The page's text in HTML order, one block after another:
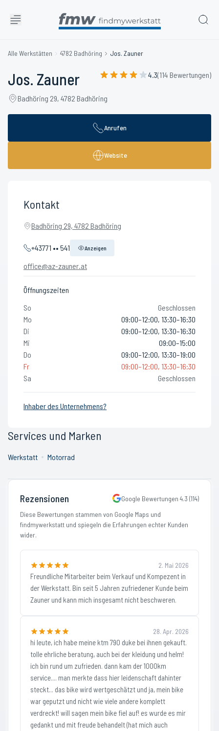
Alle Werkstätten 4782 Badhöring Jos. Zauner
Jos. Zauner 4.3(114 Bewertungen)
Badhöring 29, 4782 Badhöring
Anrufen
Website
Kontakt
Badhöring 29, 4782 Badhöring
+43771 •• 541 Anzeigen
office@az-zauner.at
Öffnungszeiten
So
Geschlossen
Mo
09:00–12:00, 13:30–16:30
Di
09:00–12:00, 13:30–16:30
Mi
09:00–15:00
Do
09:00–12:00, 13:30–19:00
Fr
09:00–12:00, 13:30–16:30
Sa
Geschlossen
Inhaber des Unternehmens?
Services und Marken
Werkstatt Motorrad
Rezensionen Google Bewertungen 4.3 (114)
Diese Bewertungen stammen von Google Maps und
findmywerkstatt und spiegeln die Erfahrungen echter Kunden
wider.
2. Mai 2026
Freundliche Mitarbeiter beim Verkauf und Kompezent in
der Werkstatt. Bin seit 5 Jahren zufriedener Kunde beim
Zauner und kann mich insgesamt nicht beschweren.
28. Apr. 2026
hi leute, ich habe meine ktm 790 duke bei ihnen gekauft.
tolle ehrliche beratung, auch bei der kleidung und helm!
ich bin rund um zufrieden. dann kam der 1000km
service.... man merkte dass hier leidenschaft dahinter
steckt... das bike wird wertgeschätzt und ja, mein bike
war geputzt und nicht wie viele andere komplett
verdreckt! will sagen mein bike fiel auf! es wurde es mir
gedankt und mit freude behandelt (hat mich auch